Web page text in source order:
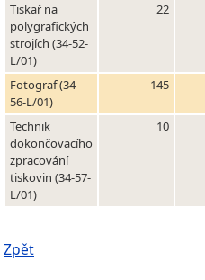
Tiskař na
polygrafických
strojích (34-52-
L/01)
22
Fotograf (34-
56-L/01)
145
Technik
dokončovacího
zpracování
tiskovin (34-57-
L/01)
10
Zpět